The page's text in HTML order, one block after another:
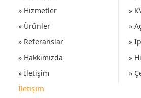
» Hizmetler
» Ürünler
» Referanslar
» Hakkımızda
» İletişim
»
»
»
»
»
İletişim